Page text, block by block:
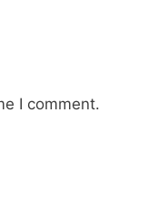
I comment.